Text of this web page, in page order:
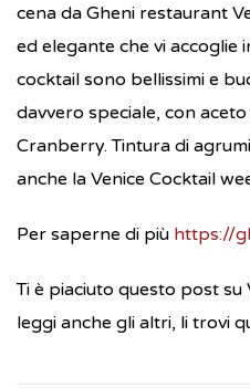
cena da Gheni restaurant
ed elegante che vi accoglie
cocktail sono bellissimi e
davvero speciale, con
Cranberry. Tintura di
anche la Venice Cocktail
Per saperne di più https://
Ti è piaciuto questo post su
leggi anche gli altri, li trovi